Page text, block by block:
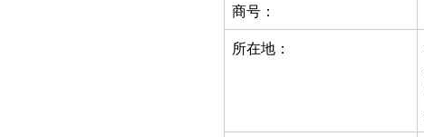
商号：
所在地：